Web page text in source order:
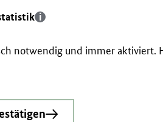
notwendig und immer aktiviert.